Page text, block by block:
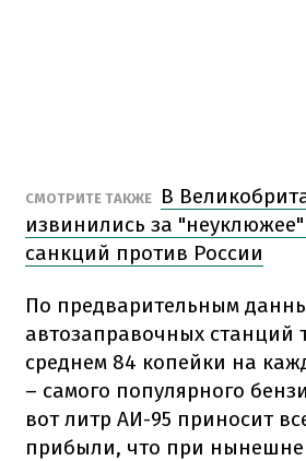
СМОТРИТЕ ТАКЖЕ
В
извинились за
санкций против России
По предварительным
автозаправочных станций
среднем 84 копейки на
– самого популярного
вот литр АИ-95 приносит
прибыли, что при